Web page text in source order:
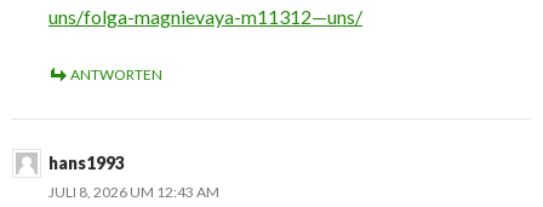
uns/folga-magnievaya-m11312—uns/
ANTWORTEN
hans1993
JULI 8, 2026 UM 12:43 AM